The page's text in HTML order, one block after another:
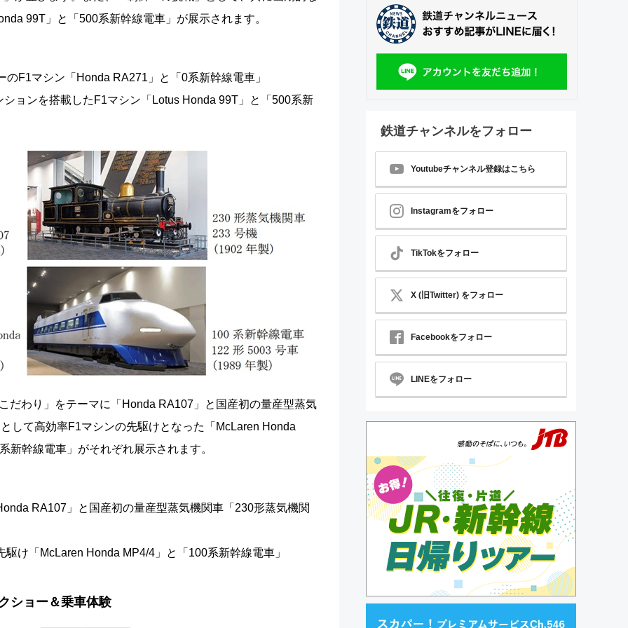
99T」と「500系新幹線電車」が展示されます。
F1マシン「Honda RA271」と「0系新幹線電車」
ョンを搭載したF1マシン「Lotus Honda 99T」と「500系新
だわり」をテーマに「Honda RA107」と国産初の量産型蒸気
して高効率F1マシンの先駆けとなった「McLaren Honda
新幹線電車」がそれぞれ展示されます。
RA107」と国産初の量産型蒸気機関車「230形蒸気機関
け「McLaren Honda MP4/4」と「100系新幹線電車」
ショー＆乗車体験
鉄道チャンネルをフォロー
Youtubeチャンネル登録はこちら
Instagramをフォロー
TikTokをフォロー
X (旧Twitter) をフォロー
Facebookをフォロー
LINEをフォロー